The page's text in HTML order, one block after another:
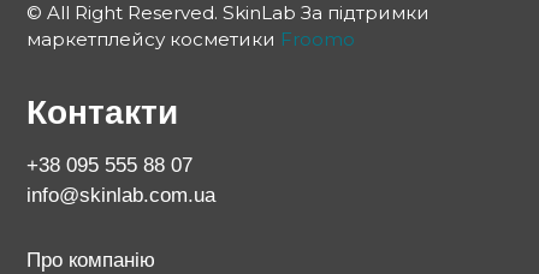
© All Right Reserved. SkinLab За підтримки
маркетплейсу косметики Froomo
Контакти
+38 095 555 88 07
info@skinlab.com.ua
Про компанію